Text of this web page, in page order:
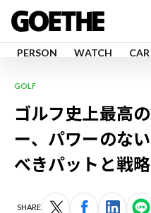
PERSON WATCH CAR
GOLF
ゴルフ史上最高
ー、パワーのな
べきパットと戦略
SHARE